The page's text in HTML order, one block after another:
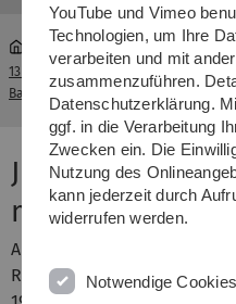
13b-
Bachelor
...
Job- und
Am 20. Mai 2025
Rechnungswesen und
YouTube und Vimeo
Technologien, um Ihre
verarbeiten und mit
zusammenzuführen.
Datenschutzerklärung.
ggf. in die Verarbeitung
Zwecken ein. Die
Nutzung des
kann jederzeit durch
widerrufen werden.
Notwendige Cookies